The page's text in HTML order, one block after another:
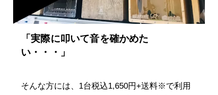
「実際に叩いて音を確かめた
い・・・」
そんな方には、1台税込1,650円+送料※で利用